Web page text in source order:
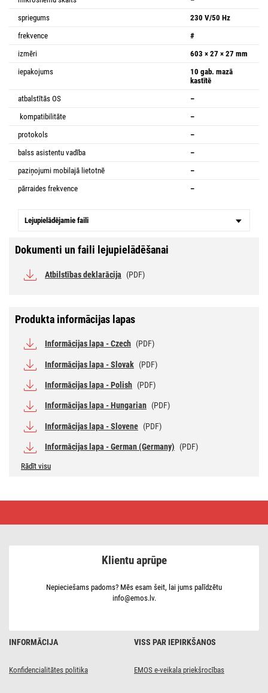
spriegums
230 V/50 Hz
frekvence
#
izmēri
603 × 27 × 27 mm
iepakojums
10 gab. mazā
kastītē
atbalstītās OS
–
kompatibilitāte
–
protokols
–
balss asistentu vadība
–
paziņojumi mobilajā lietotnē
–
pārraides frekvence
–
Lejupielādējamie faili
Dokumenti un faili lejupielādēšanai
Atbilstības deklarācija (PDF)
Produkta informācijas lapas
Informācijas lapa - Czech (PDF)
Informācijas lapa - Slovak (PDF)
Informācijas lapa - Polish (PDF)
Informācijas lapa - Hungarian (PDF)
Informācijas lapa - Slovene (PDF)
Informācijas lapa - German (Germany) (PDF)
Rādīt visu
INFORMĀCIJA
Konfidencialitātes politika
VISS PAR IEPIRKŠANOS
EMOS e-veikala priekšrocības
Klientu aprūpe
Nepieciešams padoms? Mēs esam šeit, lai jums palīdzētu
info@emos.lv.